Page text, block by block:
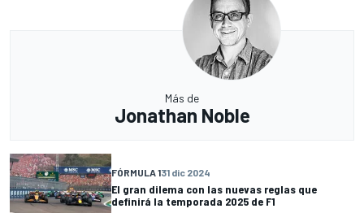
Más de
Jonathan Noble
FÓRMULA 131 dic 2024
El gran dilema con las nuevas reglas que
definirá la temporada 2025 de F1